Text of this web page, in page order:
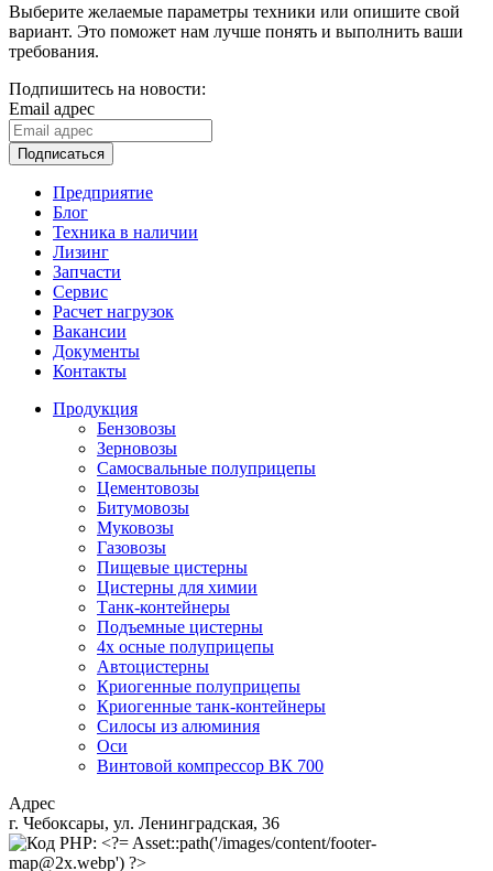
Выберите желаемые параметры техники или опишите свой
вариант. Это поможет нам лучше понять и выполнить ваши
требования.
Подпишитесь на новости:
Email адрес
Подписаться
Предприятие
Блог
Техника в наличии
Лизинг
Запчасти
Сервис
Расчет нагрузок
Вакансии
Документы
Контакты
Продукция
Бензовозы
Зерновозы
Самосвальные полуприцепы
Цементовозы
Битумовозы
Муковозы
Газовозы
Пищевые цистерны
Цистерны для химии
Танк-контейнеры
Подъемные цистерны
4х осные полуприцепы
Автоцистерны
Криогенные полуприцепы
Криогенные танк-контейнеры
Силосы из алюминия
Оси
Винтовой компрессор ВК 700
Адрес
г. Чебоксары, ул. Ленинградская, 36